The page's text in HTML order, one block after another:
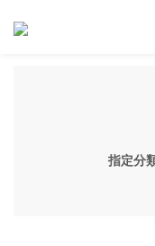
指定分